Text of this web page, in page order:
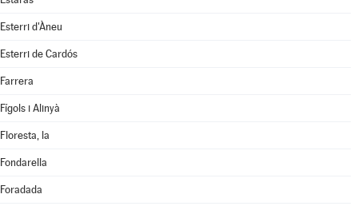
Esterri d'Àneu
Esterri de Cardós
Farrera
Fígols i Alinyà
Floresta, la
Fondarella
Foradada